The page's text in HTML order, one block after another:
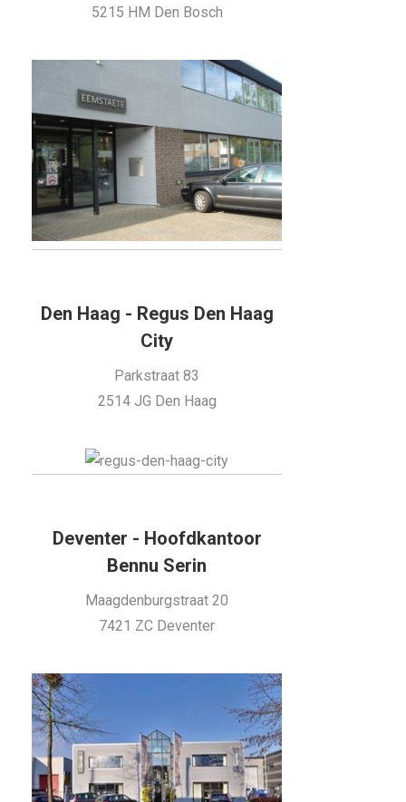
5215 HM Den Bosch
Den Haag - Regus Den Haag
City
Parkstraat 83
2514 JG Den Haag
Deventer - Hoofdkantoor
Bennu Serin
Maagdenburgstraat 20
7421 ZC Deventer